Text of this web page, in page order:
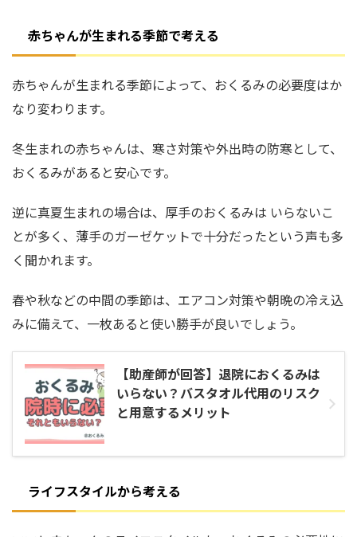
赤ちゃんが生まれる季節で考える
赤ちゃんが生まれる季節によって、おくるみの必要度はか
なり変わります。
冬生まれの赤ちゃんは、寒さ対策や外出時の防寒として、
おくるみがあると安心です。
逆に真夏生まれの場合は、厚手のおくるみは いらないこ
とが多く、薄手のガーゼケットで十分だったという声も多
く聞かれます。
春や秋などの中間の季節は、エアコン対策や朝晩の冷え込
みに備えて、一枚あると使い勝手が良いでしょう。
【助産師が回答】退院におくるみは
いらない？バスタオル代用のリスク
と用意するメリット
ライフスタイルから考える